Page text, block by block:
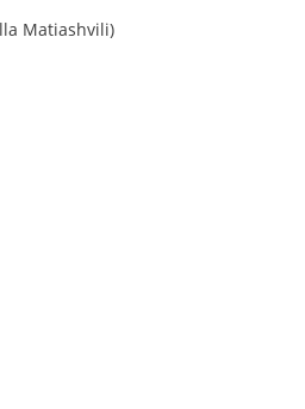
Matiashvili)